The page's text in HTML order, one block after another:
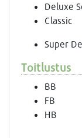
Deluxe
Classic
Super
Toitlustus
BB
FB
HB